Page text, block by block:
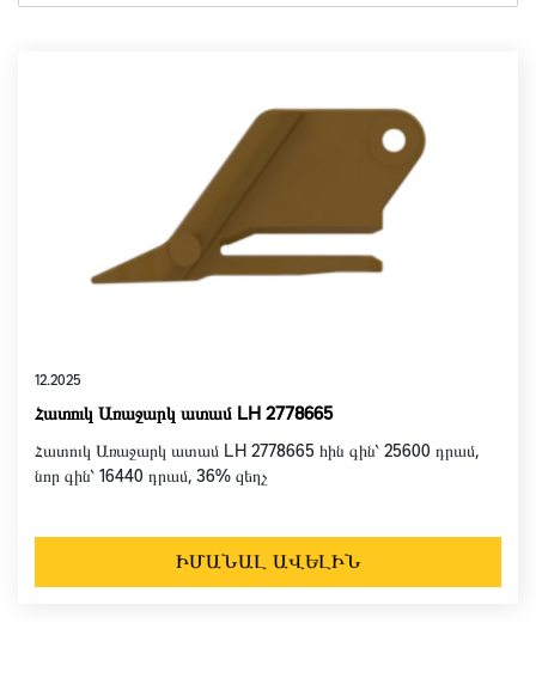
12.2025
Հատուկ Առաջարկ ատամ LH 2778665
Հատուկ Առաջարկ ատամ LH 2778665 հին գին՝ 25600 դրամ,
նոր գին՝ 16440 դրամ, 36% զեղչ
ԻՄԱՆԱԼ ԱՎԵԼԻՆ